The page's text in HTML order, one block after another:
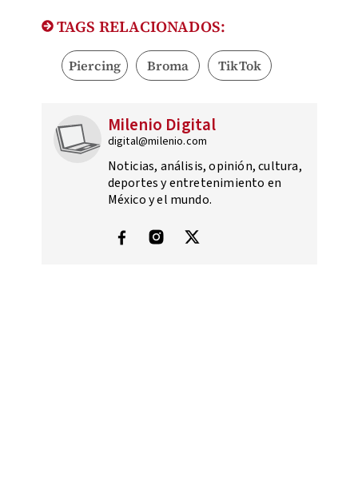
TAGS RELACIONADOS:
Piercing Broma TikTok
Milenio Digital
digital@milenio.com
Noticias, análisis, opinión, cultura,
deportes y entretenimiento en
México y el mundo.